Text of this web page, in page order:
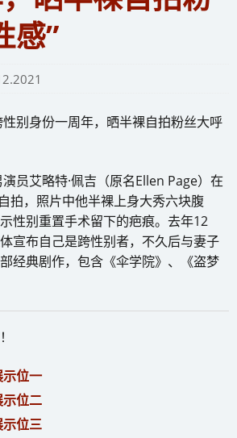
感”
员艾略特·佩吉（原名Ellen Page）在
拍，照片中他半裸上身大秀六块腹
性别重置手术留下的疤痕。去年12
宣布自己是跨性别者，不久后与妻子
经典剧作，包含《伞学院》、《盗梦
位一
位二
位三